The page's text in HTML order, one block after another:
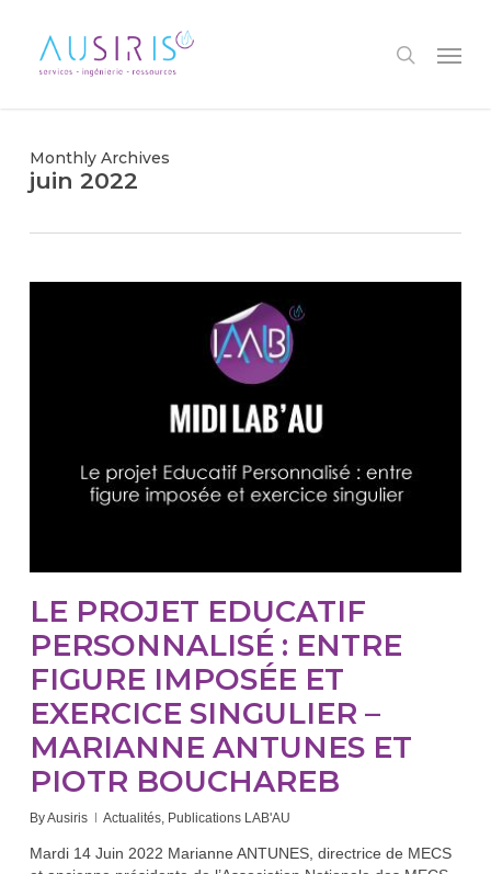
content
search
Monthly Archives
juin 2022
LE PROJET EDUCATIF
PERSONNALISÉ : ENTRE
FIGURE IMPOSÉE ET
EXERCICE SINGULIER –
MARIANNE ANTUNES ET
PIOTR BOUCHAREB
ByAusiris Actualités, Publications LAB'AU
Mardi 14 Juin 2022 Marianne ANTUNES, directrice de MECS